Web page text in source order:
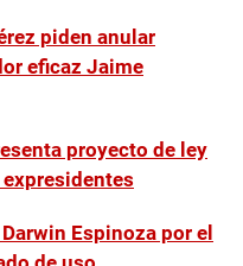
piden anular
eficaz Jaime
proyecto de ley
Espinoza por el